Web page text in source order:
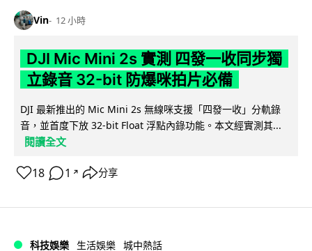
Vin 12 小時
DJI Mic Mini 2s 實測 四發一收同步獨
立錄音 32-bit 防爆咪拍片必備
DJI 最新推出的 Mic Mini 2s 無線咪支援「四發一收」分軌錄
音，並首度下放 32-bit Float 浮點內錄功能。本文經實測其...
閱讀全文
18 1 ↗ 分享
科技娛樂 生活娛樂 城中熱話